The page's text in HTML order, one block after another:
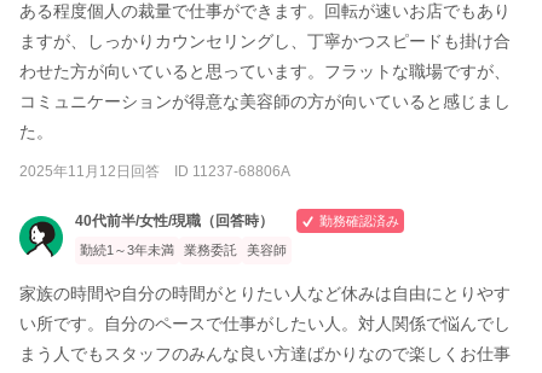
ある程度個人の裁量で仕事ができます。回転が速いお店でもあり
ますが、しっかりカウンセリングし、丁寧かつスピードも掛け合
わせた方が向いていると思っています。フラットな職場ですが、
コミュニケーションが得意な美容師の方が向いていると感じまし
た。
2025年11月12日回答 ID 11237-68806A
40代前半/女性/現職（回答時）
勤務確認済み
勤続1～3年未満
業務委託 美容師
家族の時間や自分の時間がとりたい人など休みは自由にとりやす
い所です。自分のペースで仕事がしたい人。対人関係で悩んでし
まう人でもスタッフのみんな良い方達ばかりなので楽しくお仕事